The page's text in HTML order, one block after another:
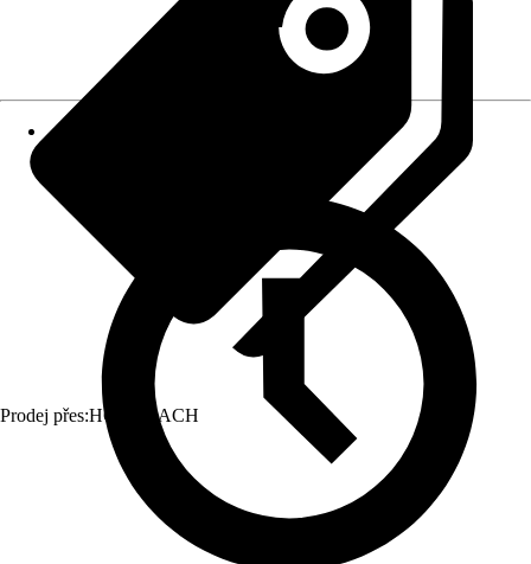
Prodej přes:HORNBACH